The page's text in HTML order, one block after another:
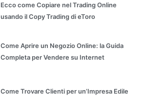
Ecco come Copiare nel Trading Online
usando il Copy Trading di eToro
Come Aprire un Negozio Online: la Guida
Completa per Vendere su Internet
Come Trovare Clienti per un’Impresa Edile